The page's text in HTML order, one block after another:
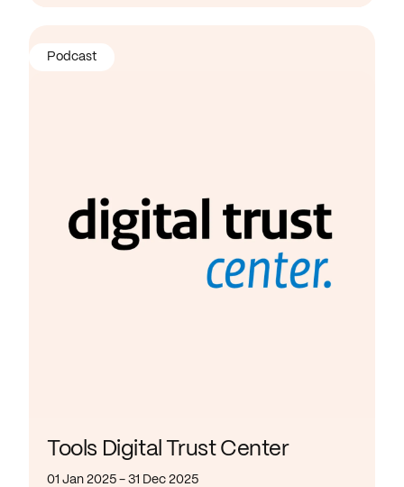
Tools Digital Trust Center
01 Jan 2025 - 31 Dec 2025
Podcast